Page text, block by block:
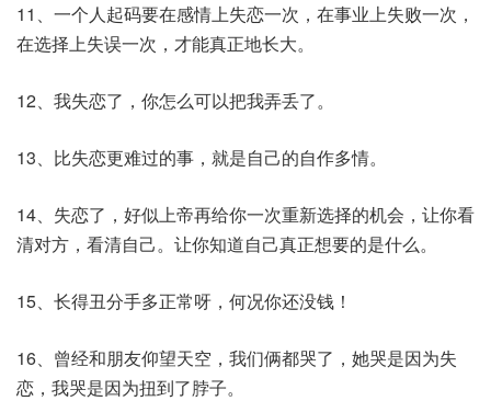
11、一个人起码要在感情上失恋一次，在事业上失败一次，
在选择上失误一次，才能真正地长大。
12、我失恋了，你怎么可以把我弄丢了。
13、比失恋更难过的事，就是自己的自作多情。
14、失恋了，好似上帝再给你一次重新选择的机会，让你看
清对方，看清自己。让你知道自己真正想要的是什么。
15、长得丑分手多正常呀，何况你还没钱！
16、曾经和朋友仰望天空，我们俩都哭了，她哭是因为失
恋，我哭是因为扭到了脖子。